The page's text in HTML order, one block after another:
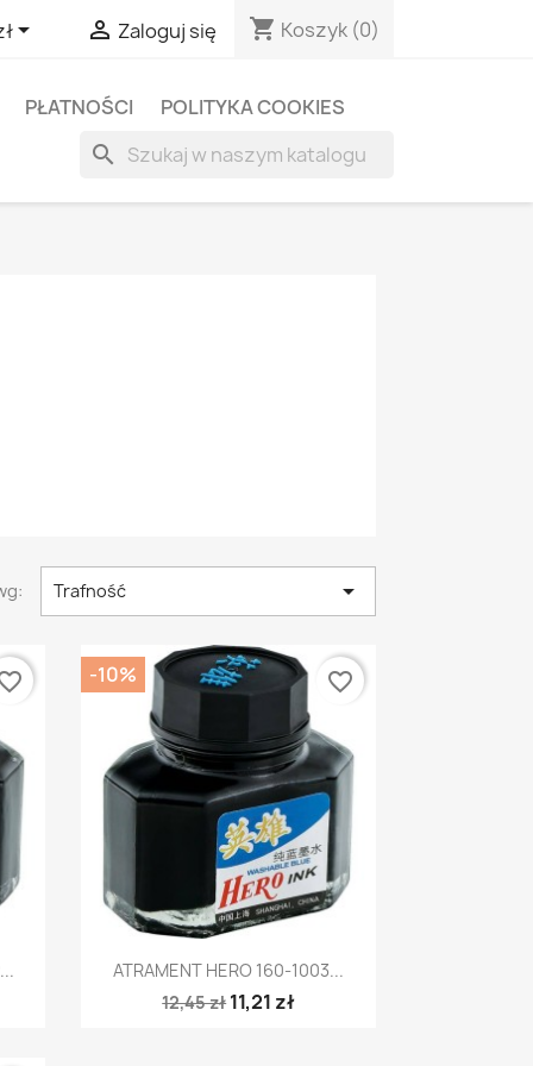
  Zaloguj się shopping_cart Koszyk (0)
PŁATNOŚCI POLITYKA COOKIES
search
Trafność 
Szybki podgląd
ATRAMENT HERO 160-1003...
12,45 zł11,21 zł
-10% favorite_border